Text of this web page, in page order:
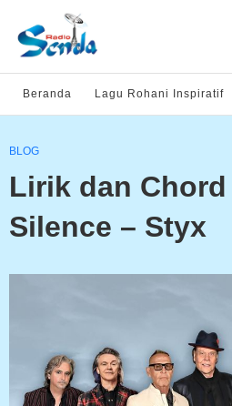
Beranda Lagu Rohani Inspiratif
BLOG
Lirik dan
Silence – Styx